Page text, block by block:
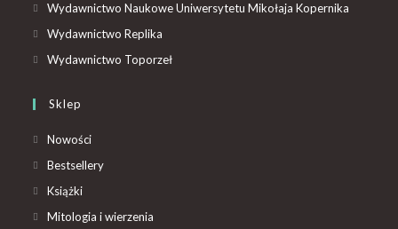
Wydawnictwo Naukowe Uniwersytetu Mikołaja Kopernika
Wydawnictwo Replika
Wydawnictwo Toporzeł
Sklep
Nowości
Bestsellery
Książki
Mitologia i wierzenia